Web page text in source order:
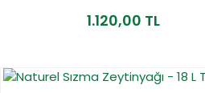
1.120,00 TL